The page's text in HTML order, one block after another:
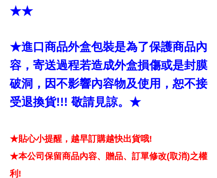
★★
★進口商品外盒包裝是為了保護商品內
容，寄送過程若造成外盒損傷或是封膜
破洞，因不影響內容物及使用，恕不接
受退換貨!!! 敬請見諒。★
★貼心小提醒，越早訂購越快出貨哦!
★本公司保留商品內容、贈品、訂單修改(取消)之權
利!